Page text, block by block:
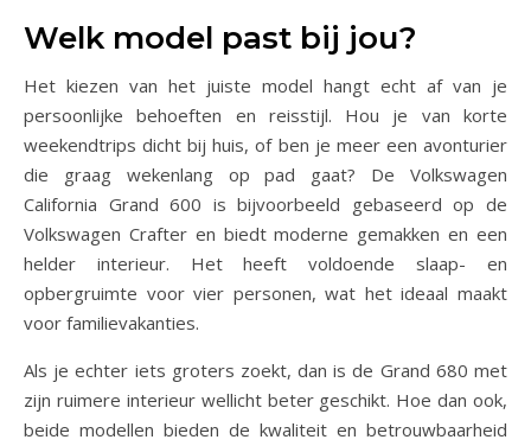
Welk model past bij jou?
Het kiezen van het juiste model hangt echt af van je
persoonlijke behoeften en reisstijl. Hou je van korte
weekendtrips dicht bij huis, of ben je meer een avonturier
die graag wekenlang op pad gaat? De Volkswagen
California Grand 600 is bijvoorbeeld gebaseerd op de
Volkswagen Crafter en biedt moderne gemakken en een
helder interieur. Het heeft voldoende slaap- en
opbergruimte voor vier personen, wat het ideaal maakt
voor familievakanties.
Als je echter iets groters zoekt, dan is de Grand 680 met
zijn ruimere interieur wellicht beter geschikt. Hoe dan ook,
beide modellen bieden de kwaliteit en betrouwbaarheid